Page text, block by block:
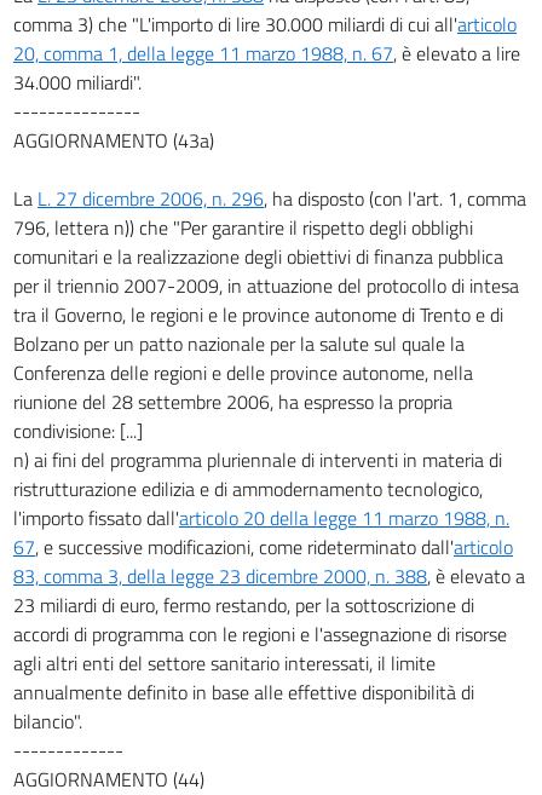
comma 3) che "L'importo di lire 30.000 miliardi di cui all'articolo
20, comma 1, della legge 11 marzo 1988, n. 67, è elevato a lire
34.000 miliardi".
---------------
AGGIORNAMENTO (43a)
La L. 27 dicembre 2006, n. 296, ha disposto (con l'art. 1, comma
796, lettera n)) che "Per garantire il rispetto degli obblighi
comunitari e la realizzazione degli obiettivi di finanza pubblica
per il triennio 2007-2009, in attuazione del protocollo di intesa
tra il Governo, le regioni e le province autonome di Trento e di
Bolzano per un patto nazionale per la salute sul quale la
Conferenza delle regioni e delle province autonome, nella
riunione del 28 settembre 2006, ha espresso la propria
condivisione: [...]
n) ai fini del programma pluriennale di interventi in materia di
ristrutturazione edilizia e di ammodernamento tecnologico,
l'importo fissato dall'articolo 20 della legge 11 marzo 1988, n.
67, e successive modificazioni, come rideterminato dall'articolo
83, comma 3, della legge 23 dicembre 2000, n. 388, è elevato a
23 miliardi di euro, fermo restando, per la sottoscrizione di
accordi di programma con le regioni e l'assegnazione di risorse
agli altri enti del settore sanitario interessati, il limite
annualmente definito in base alle effettive disponibilità di
bilancio".
-------------
AGGIORNAMENTO (44)